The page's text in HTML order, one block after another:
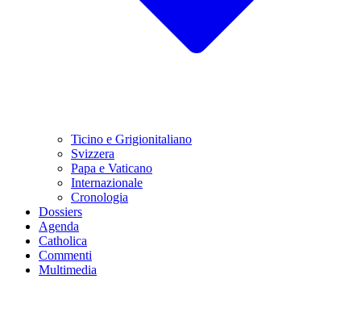
Ticino e Grigionitaliano
Svizzera
Papa e Vaticano
Internazionale
Cronologia
Dossiers
Agenda
Catholica
Commenti
Multimedia